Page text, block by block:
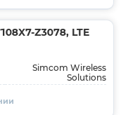
Z3078, LTE
Simcom Wireless
Solutions